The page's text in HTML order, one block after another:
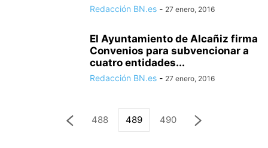
Redacción BN.es - 27 enero, 2016
El Ayuntamiento de Alcañiz firma
Convenios para subvencionar a
cuatro entidades...
Redacción BN.es - 27 enero, 2016
488 489 490